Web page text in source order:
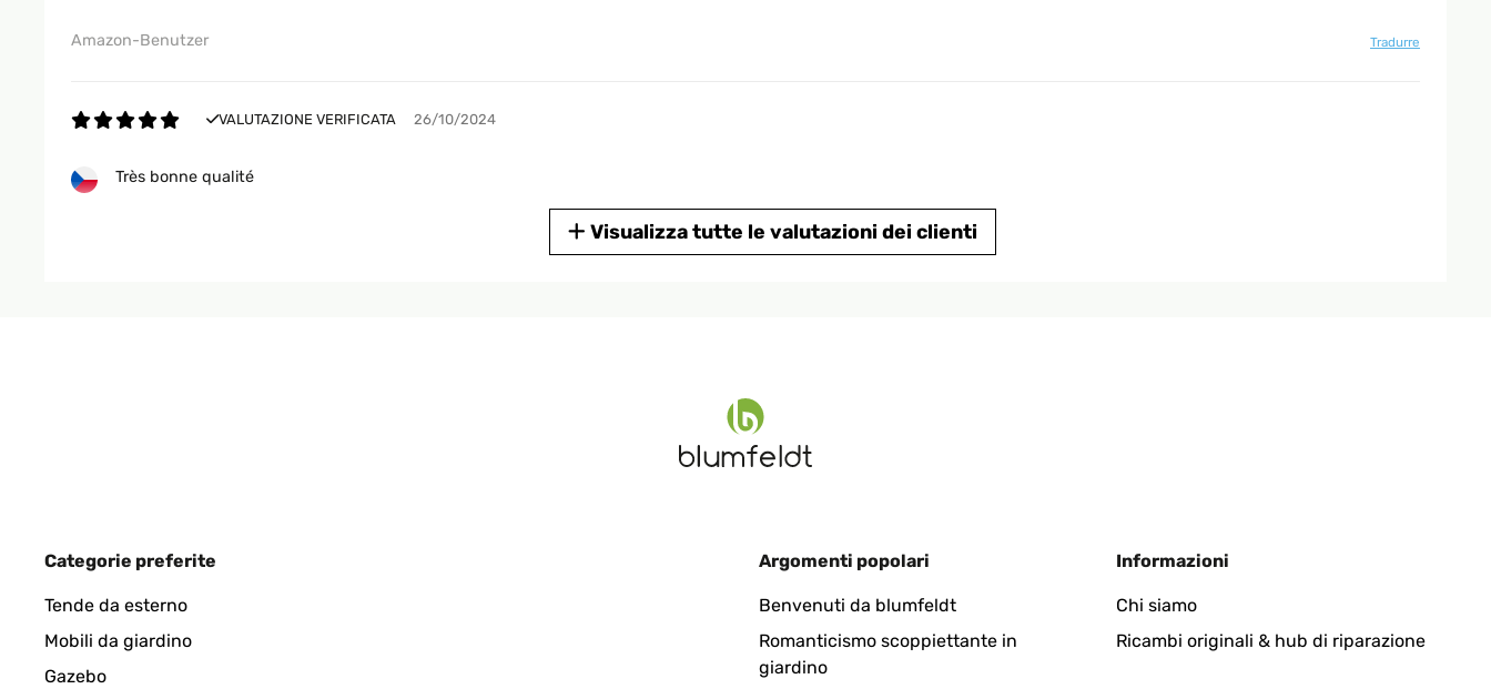
Amazon-Benutzer Tradurre
VALUTAZIONE VERIFICATA 26/10/2024
Très bonne qualité
einfach. Die Wärme verteilt sich gleichmäßig.Alles in allem ein tolles Produkt mit gutem Preis-Leistungsverhältnis.
Visualizza tutte le valutazioni dei clienti
Categorie preferite
Tende da esterno
Mobili da giardino
Gazebo
Argomenti popolari
Benvenuti da blumfeldt
Romanticismo scoppiettante in
giardino
Informazioni
Chi siamo
Ricambi originali & hub di riparazione